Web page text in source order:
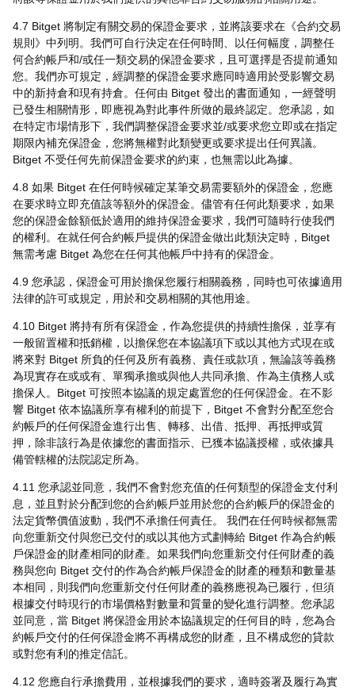
4.7 Bitget 將制定有關交易的保證金要求，並將該要求在《合約交易
規則》中列明。我們可自行決定在任何時間、以任何幅度，調整任
何合約帳戶和/或任一類交易的保證金要求，且可選擇是否提前通知
您。我們亦可規定，經調整的保證金要求應同時適用於受影響交易
中的新持倉和現有持倉。任何由 Bitget 發出的書面通知，一經聲明
已發生相關情形，即應視為對此事件所做的最終認定。您承認，如
在特定市場情形下，我們調整保證金要求並/或要求您立即或在指定
期限內補充保證金，您將無權對此類變更或要求提出任何異議。
Bitget 不受任何先前保證金要求的約束，也無需以此為據。
4.8 如果 Bitget 在任何時候確定某筆交易需要額外的保證金，您應
在要求時立即充值該等額外的保證金。儘管有任何此類要求，如果
您的保證金餘額低於適用的維持保證金要求，我們可隨時行使我們
的權利。在就任何合約帳戶提供的保證金做出此類決定時，Bitget
無需考慮 Bitget 為您在任何其他帳戶中持有的保證金。
4.9 您承認，保證金可用於擔保您履行相關義務，同時也可依據適用
法律的許可或規定，用於和交易相關的其他用途。
4.10 Bitget 將持有所有保證金，作為您提供的持續性擔保，並享有
一般留置權和抵銷權，以擔保您在本協議項下或以其他方式現在或
將來對 Bitget 所負的任何及所有義務、責任或款項，無論該等義務
為現實存在或或有、單獨承擔或與他人共同承擔、作為主債務人或
擔保人。Bitget 可按照本協議的規定處置您的任何保證金。在不影
響 Bitget 依本協議所享有權利的前提下，Bitget 不會對分配至您合
約帳戶的任何保證金進行出售、轉移、出借、抵押、再抵押或質
押，除非該行為是依據您的書面指示、已獲本協議授權，或依據具
備管轄權的法院認定所為。
4.11 您承認並同意，我們不會對您充值的任何類型的保證金支付利
息，並且對於分配到您的合約帳戶並用於您的合約帳戶的保證金的
法定貨幣價值波動，我們不承擔任何責任。 我們在任何時候都無需
向您重新交付與您已交付的或以其他方式劃轉給 Bitget 作為合約帳
戶保證金的財產相同的財產。如果我們向您重新交付任何財產的義
務與您向 Bitget 交付的作為合約帳戶保證金的財產的種類和數量基
本相同，則我們向您重新交付任何財產的義務應視為已履行，但須
根據交付時現行的市場價格對數量和質量的變化進行調整。您承認
並同意，當 Bitget 將保證金用於本協議規定的任何目的時，您為合
約帳戶交付的任何保證金將不再構成您的財產，且不構成您的貸款
或對您有利的推定信託。
4.12 您應自行承擔費用，並根據我們的要求，適時簽署及履行為實